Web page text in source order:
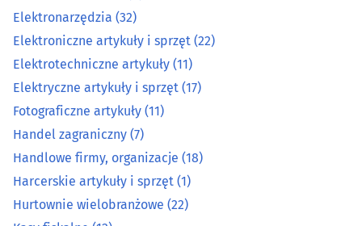
Handel zagraniczny(7)
Handlowe firmy, organizacje (18)
Harcerskie artykuły i sprzęt
Hurtownie wielobranżowe(22)
Kasy fiskalne(12)
Elektronarzędzia (32)
Elektroniczne artykuły i sprzęt (22)
Elektrotechniczne artykuły (11)
Elektryczne artykuły i sprzęt (17)
Fotograficzne artykuły (11)
Handel zagraniczny (7)
Handlowe firmy, organizacje (18)
Harcerskie artykuły i sprzęt (1)
Hurtownie wielobranżowe (22)